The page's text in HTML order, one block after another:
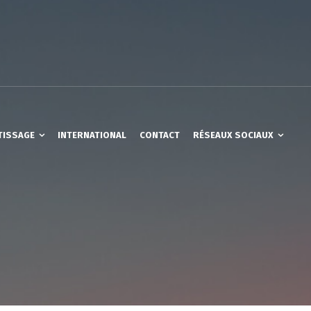
INTERNATIONAL CONTACT RÉSEAUX SOCIAUX